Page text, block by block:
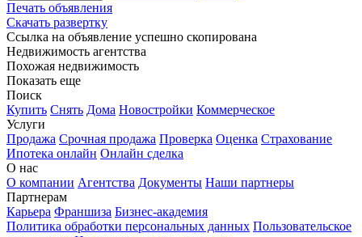
Печать объявления
Скачать развертку
Ссылка на объявление успешно скопирована
Недвижимость агентства
Похожая недвижимость
Показать еще
Поиск
Купить Снять Дома Новостройки Коммерческое
Услуги
Продажа Срочная продажа Проверка Оценка Страхование
Ипотека онлайн Онлайн сделка
О нас
О компании Агентства Документы Наши партнеры
Партнерам
Карьера Франшиза Бизнес-академия
Политика обработки персональных данных Пользовательское